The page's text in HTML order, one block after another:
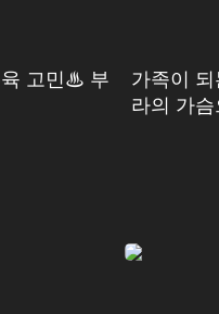
육 고민♨ 부
가족이
라의 가